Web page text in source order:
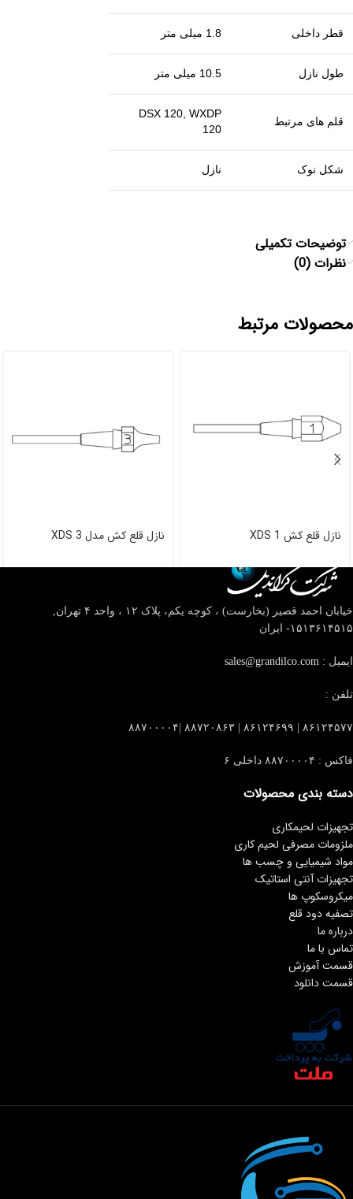
قطر داخلی 1.8 میلی متر
طول نازل 10.5 میلی متر
قلم های مرتبط
DSX 120, WXDP
120
شکل نوک نازل
توضیحات تکمیلی
نظرات (0)
محصولات مرتبط
نازل قلع کش XDS 1 نازل قلع کش مدل XDS 3
خیابان احمد قصیر (بخارست) ، کوچه یکم، پلاک ۱۲ ، واحد ۴
تهران,
۱۵۱۳۶۱۴۵۱۵- ایران
ایمیل : sales@grandilco.com
تلفن :
۸۶۱۲۴۵۷۷ | ۸۶۱۲۴۶۹۹ | ۸۸۷۲۰۸۶۳ |۸۸۷۰۰۰۰۴
فاکس : ۸۸۷۰۰۰۰۴ داخلی ۶
دسته بندی محصولات
تجهیزات لحیمکاری
ملزومات مصرفی لحیم کاری
مواد شیمیایی و چسب ها
تجهیزات آنتی استاتیک
میکروسکوپ ها
تصفیه دود قلع
درباره ما
تماس با ما
قسمت آموزش
قسمت دانلود